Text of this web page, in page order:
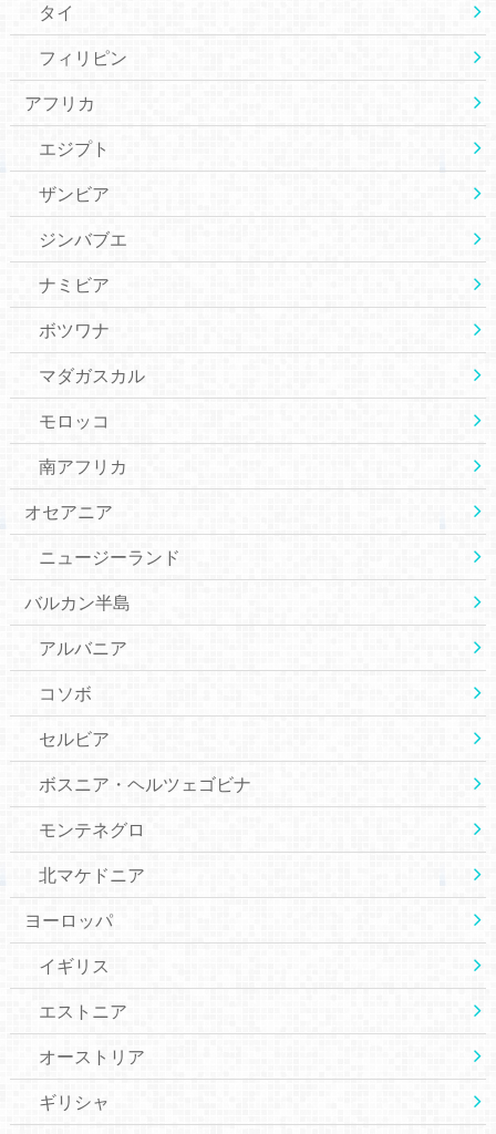
タイ
フィリピン
アフリカ
エジプト
ザンビア
ジンバブエ
ナミビア
ボツワナ
マダガスカル
モロッコ
南アフリカ
オセアニア
ニュージーランド
バルカン半島
アルバニア
コソボ
セルビア
ボスニア・ヘルツェゴビナ
モンテネグロ
北マケドニア
ヨーロッパ
イギリス
エストニア
オーストリア
ギリシャ